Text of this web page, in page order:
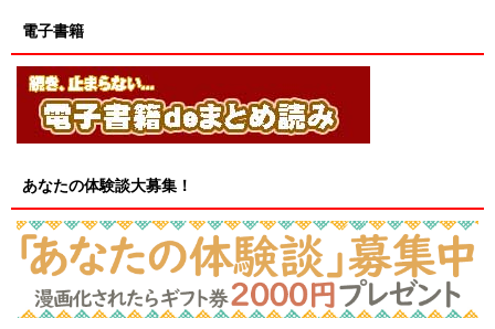
電子書籍
あなたの体験談大募集！